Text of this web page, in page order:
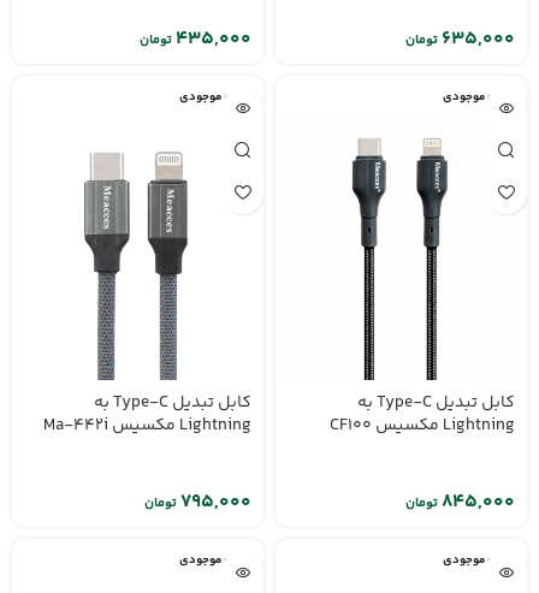
تومان تومان
اتمام موجودی
کابل تبدیل Type-C به
Lightning مکسیس CF100
تومان
اتمام موجودی
کابل تبدیل Type-C به
Lightning مکسیس Ma-442i
تومان
اتمام موجودی اتمام موجودی